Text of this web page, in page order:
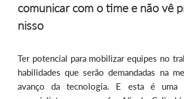
comunicar com o time e não vê
nisso
Ter potencial para mobilizar equipes no
habilidades que serão demandadas na
avanço da tecnologia. E esta é uma